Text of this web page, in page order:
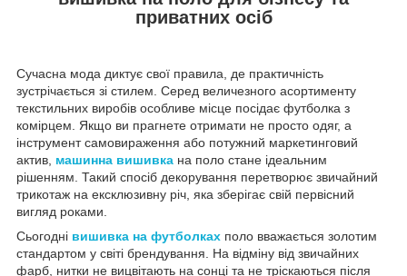
приватних осіб
Сучасна мода диктує свої правила, де практичність
зустрічається зі стилем. Серед величезного асортименту
текстильних виробів особливе місце посідає футболка з
комірцем. Якщо ви прагнете отримати не просто одяг, а
інструмент самовираження або потужний маркетинговий
актив, машинна вишивка на поло стане ідеальним
рішенням. Такий спосіб декорування перетворює звичайний
трикотаж на ексклюзивну річ, яка зберігає свій первісний
вигляд роками.
Сьогодні вишивка на футболках поло вважається золотим
стандартом у світі брендування. На відміну від звичайних
фарб, нитки не вицвітають на сонці та не тріскаються після